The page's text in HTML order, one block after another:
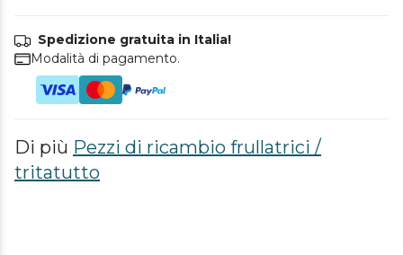
Spedizione gratuita in Italia!
Modalità di pagamento.
Di più Pezzi di ricambio frullatrici /
tritatutto